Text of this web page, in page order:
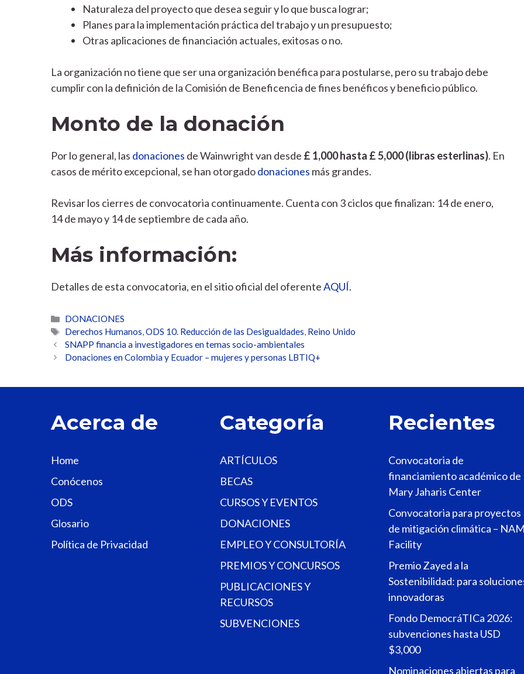
Naturaleza del proyecto que desea seguir y lo que busca lograr;
Planes para la implementación práctica del trabajo y un presupuesto;
Otras aplicaciones de financiación actuales, exitosas o no.
La organización no tiene que ser una organización benéfica para postularse, pero su trabajo debe
cumplir con la definición de la Comisión de Beneficencia de fines benéficos y beneficio público.
Monto de la donación
Por lo general, las donaciones de Wainwright van desde £ 1,000 hasta £ 5,000 (libras esterlinas). En
casos de mérito excepcional, se han otorgadodonaciones más grandes.
Revisar los cierres de convocatoria continuamente. Cuenta con 3 ciclos que finalizan: 14 de enero,
14 de mayo y 14 de septiembre de cada año.
Más información:
Detalles de esta convocatoria, en el sitio oficial del oferenteAQUÍ.
Categorías
DONACIONES
Etiquetas
Derechos Humanos,ODS 10. Reducción de las Desigualdades, Reino Unido
SNAPP financia a investigadores en temas socio-ambientales
Donaciones en Colombia y Ecuador – mujeres y personas LBTIQ+
Acerca de
Home
Conócenos
ODS
Glosario
Política de Privacidad
Categoría
ARTÍCULOS
BECAS
CURSOS Y EVENTOS
DONACIONES
EMPLEO Y CONSULTORÍA
PREMIOS Y CONCURSOS
PUBLICACIONES Y
RECURSOS
SUBVENCIONES
Recientes
Convocatoria de
financiamiento académico de
Mary Jaharis Center
Convocatoria para proyectos
de mitigación climática –
Facility
Premio Zayed a la
Sostenibilidad: para
innovadoras
Fondo DemocráTICa 2026:
subvenciones hasta USD
$3,000
Nominaciones abiertas para